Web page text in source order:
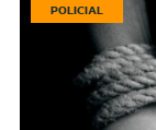
POLICIAL